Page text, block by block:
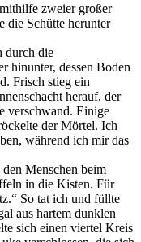
zweier großer
die Schütte herunter
durch die
hinunter, dessen Boden
Frisch stieg ein
herauf, der
verschwand. Einige
der Mörtel. Ich
während ich mir das
Menschen beim
in die Kisten. Für
So tat ich und füllte
aus hartem dunklen
sich einen viertel Kreis